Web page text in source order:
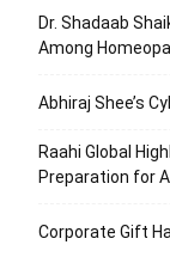
Dr. Shadaab
Among
Abhiraj Shee’s
Raahi Global
Preparation for
Corporate Gift